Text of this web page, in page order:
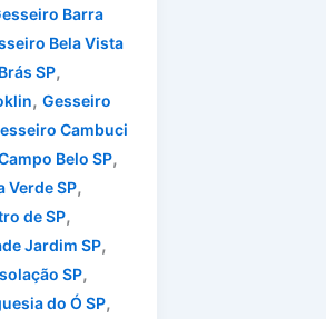
Barra
Bela Vista
SP,
,Gesseiro
Cambuci
Belo SP,
Verde SP,
de SP,
Jardim SP,
SP,
do Ó SP,